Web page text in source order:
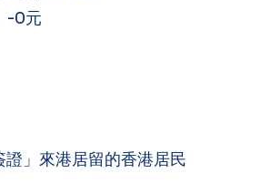
-0元
」來港居留的香港居民